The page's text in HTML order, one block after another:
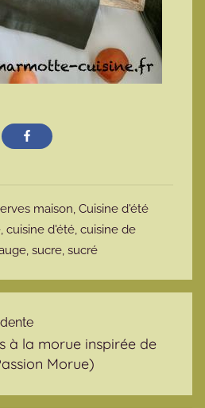
maison, Cuisine d'été
, cuisine d'été, cuisine de
, sucre, sucré
à la morue inspirée de
Morue)